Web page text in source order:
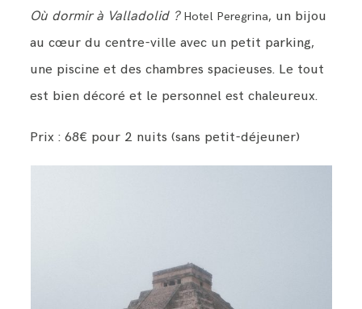
Où dormir à Valladolid ? Hotel Peregrina, un bijou
au cœur du centre-ville avec un petit parking,
une piscine et des chambres spacieuses. Le tout
est bien décoré et le personnel est chaleureux.
Prix : 68€ pour 2 nuits (sans petit-déjeuner)